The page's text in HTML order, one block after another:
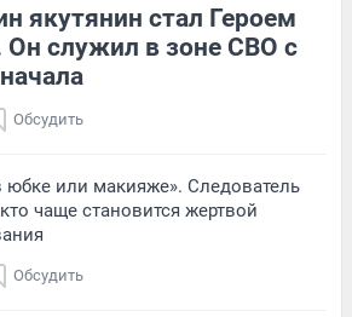
якутянин стал Героем
Он служил в зоне СВО с
Обсудить
юбке или макияже». Следователь
чаще становится жертвой
Обсудить